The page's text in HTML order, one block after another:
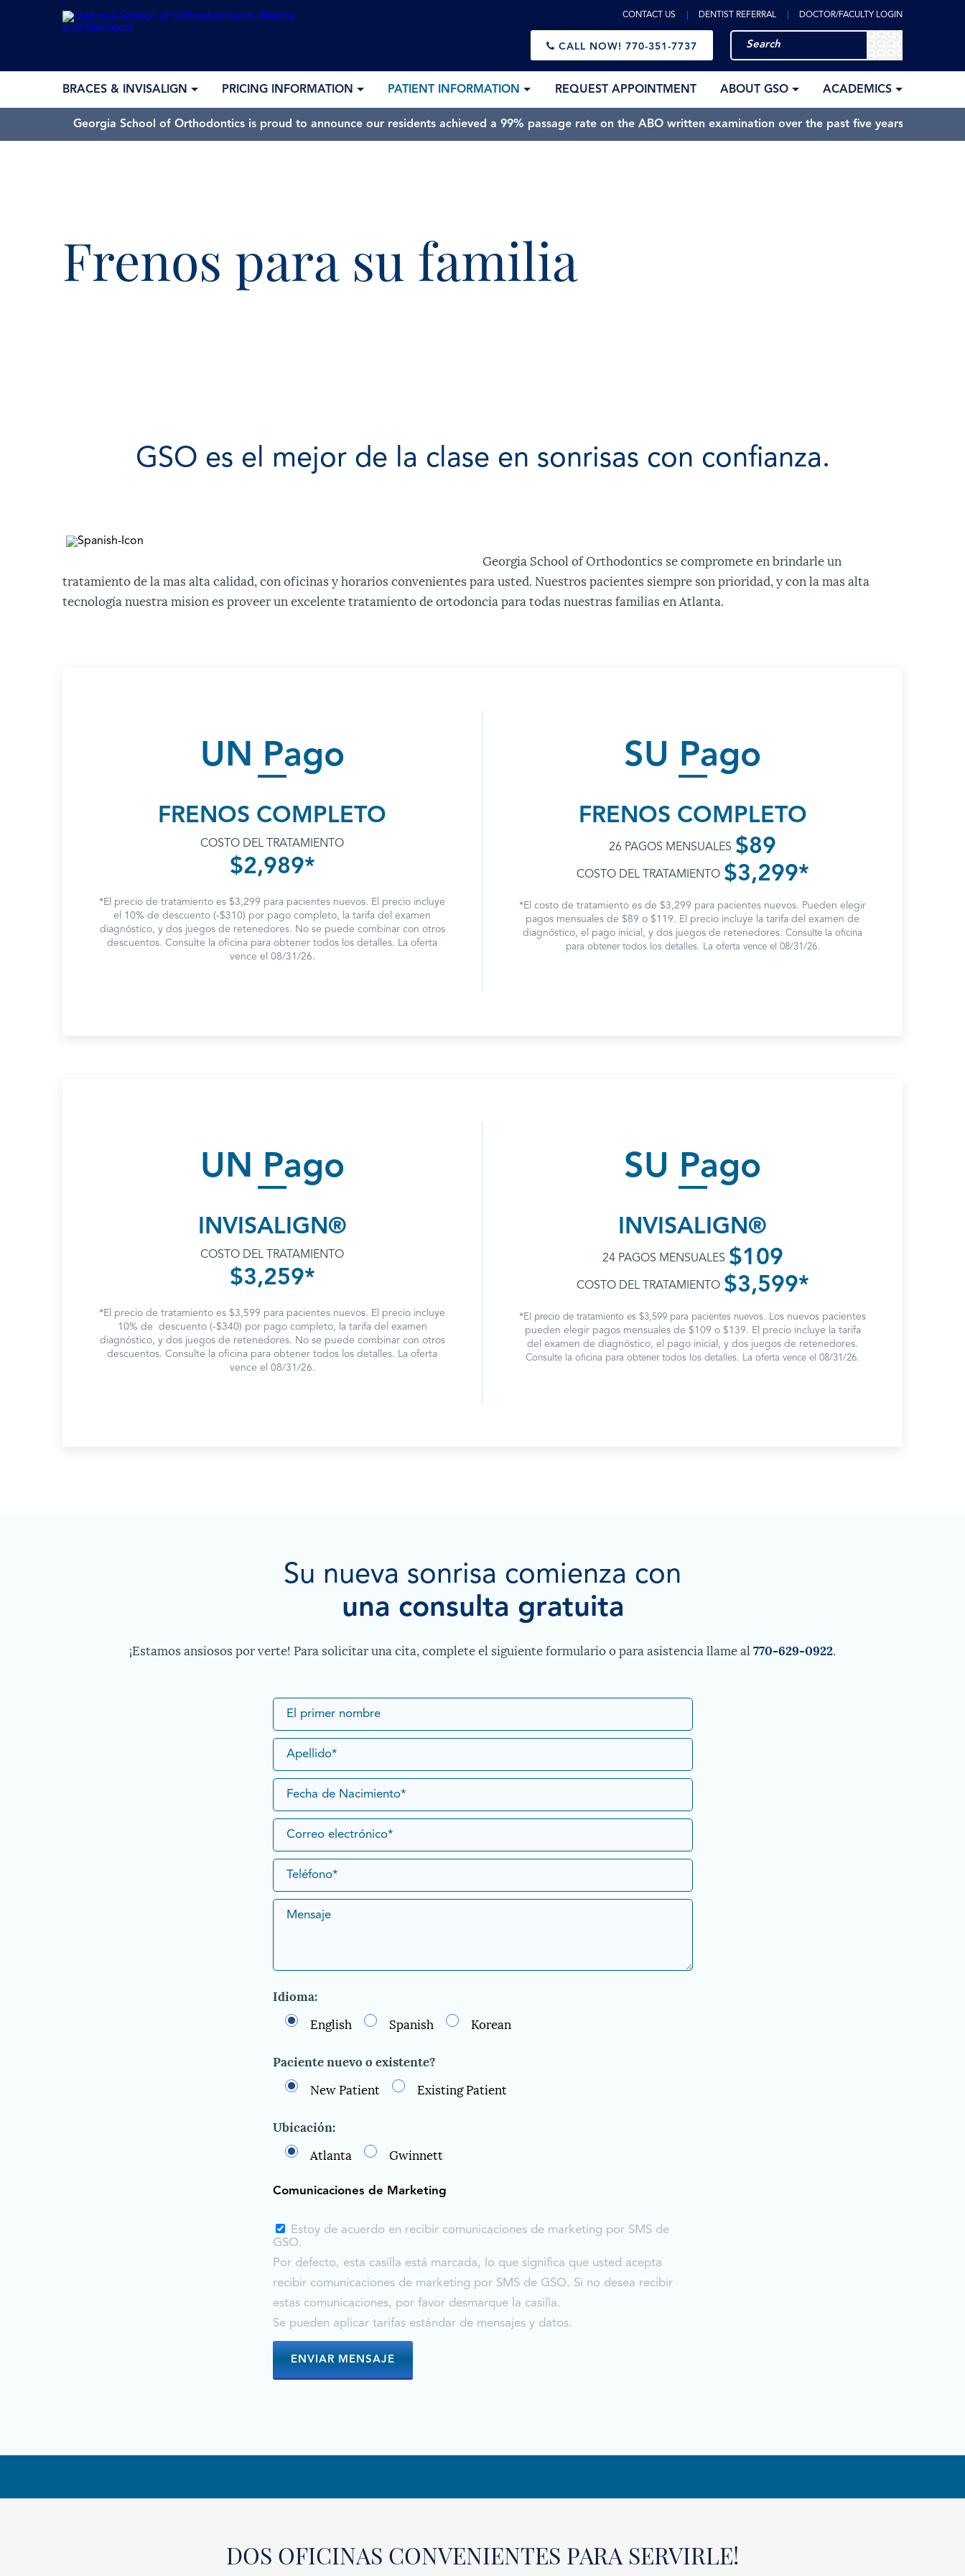
CONTACT US DENTIST REFERRAL DOCTOR/FACULTY LOGIN
CALL NOW! 770-351-7737
BRACES & INVISALIGN PRICING INFORMATION PATIENT INFORMATION REQUEST APPOINTMENT ABOUT GSO ACADEMICS
Georgia School of Orthodontics is proud to announce our residents achieved a 99% passage rate on the ABO written examination over the past five years.
Frenos para su familia
GSO es el mejor de la clase en sonrisas con confianza.
Georgia School of Orthodontics se compromete en brindarle un
tratamiento de la mas alta calidad, con oficinas y horarios convenientes para usted. Nuestros pacientes siempre son prioridad, y con la mas alta
tecnología nuestra mision es proveer un excelente tratamiento de ortodoncia para todas nuestras familias en Atlanta.
UN Pago
FRENOS COMPLETO
COSTO DEL TRATAMIENTO
$2,989*
*El precio de tratamiento es $3,299 para pacientes nuevos. El precio incluye
el 10% de descuento (-$310) por pago completo, la tarifa del examen
diagnóstico, y dos juegos de retenedores. No se puede combinar con otros
descuentos. Consulte la oficina para obtener todos los detalles. La oferta
vence el 08/31/26.
SU Pago
FRENOS COMPLETO
26 PAGOS MENSUALES $89
COSTO DEL TRATAMIENTO $3,299*
*El costo de tratamiento es de $3,299 para pacientes nuevos. Pueden elegir
pagos mensuales de $89 o $119. El precio incluye la tarifa del examen de
diagnóstico, el pago inicial, y dos juegos de retenedores. Consulte la oficina
para obtener todos los detalles. La oferta vence el 08/31/26.
UN Pago
INVISALIGN®
COSTO DEL TRATAMIENTO
$3,259*
*El precio de tratamiento es $3,599 para pacientes nuevos. El precio incluye
10% de descuento (-$340) por pago completo, la tarifa del examen
diagnóstico, y dos juegos de retenedores. No se puede combinar con otros
descuentos. Consulte la oficina para obtener todos los detalles. La oferta
vence el 08/31/26.
SU Pago
INVISALIGN®
24 PAGOS MENSUALES $109
COSTO DEL TRATAMIENTO $3,599*
*El precio de tratamiento es $3,599 para pacientes nuevos. Los nuevos pacientes
pueden elegir pagos mensuales de $109 o $139. El precio incluye la tarifa
del examen de diagnóstico, el pago inicial, y dos juegos de retenedores.
Consulte la oficina para obtener todos los detalles. La oferta vence el 08/31/26.
Su nueva sonrisa comienza con
una consulta gratuita
¡Estamos ansiosos por verte! Para solicitar una cita, complete el siguiente formulario o para asistencia llame al 770-629-0922.
Idioma:
English
Spanish
Korean
Paciente nuevo o existente?
New Patient
Existing Patient
Ubicación:
Atlanta
Gwinnett
Comunicaciones de Marketing
Estoy de acuerdo en recibir comunicaciones de marketing por SMS de
GSO.
Por defecto, esta casilla está marcada, lo que significa que usted acepta
recibir comunicaciones de marketing por SMS de GSO. Si no desea recibir
estas comunicaciones, por favor desmarque la casilla.
Se pueden aplicar tarifas estándar de mensajes y datos.
DOS OFICINAS CONVENIENTES PARA SERVIRLE!